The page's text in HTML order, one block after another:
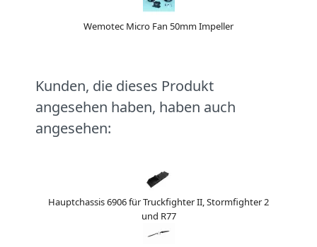
Wemotec Micro Fan 50mm Impeller
Kunden, die dieses Produkt
angesehen haben, haben auch
angesehen:
Hauptchassis 6906 für Truckfighter II, Stormfighter 2
und R77